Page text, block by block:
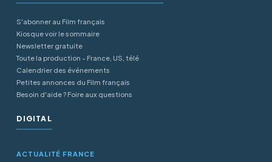
S'abonner au Film français
Kiosque voir le sommaire
Newsletter gratuite
Toute la production - France, US, télé
Calendrier des événements
Petites annonces du Film français
Besoin d'aide ? Foire aux questions
DIGITAL
ACTUALITÉ FRANCE